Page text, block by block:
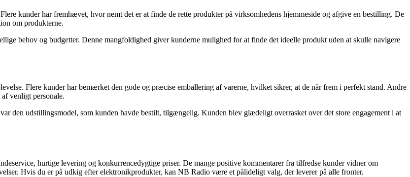
kunder har fremhævet, hvor nemt det er at finde de rette produkter på virksomhedens hjemmeside og afgive en bestilling. De
om produkterne.
behov og budgetter. Denne mangfoldighed giver kunderne mulighed for at finde det ideelle produkt uden at skulle navigere
Flere kunder har bemærket den gode og præcise emballering af varerne, hvilket sikrer, at de når frem i perfekt stand. Andre
venligt personale.
den udstillingsmodel, som kunden havde bestilt, tilgængelig. Kunden blev glædeligt overrasket over det store engagement i at
hurtige levering og konkurrencedygtige priser. De mange positive kommentarer fra tilfredse kunder vidner om
Hvis du er på udkig efter elektronikprodukter, kan NB Radio være et pålideligt valg, der leverer på alle fronter.